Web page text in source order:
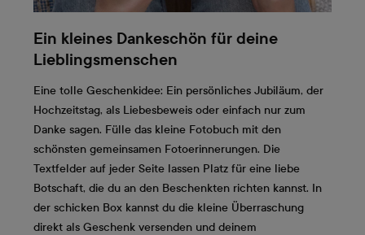
Ein kleines Dankeschön für deine
Lieblingsmenschen
Eine tolle Geschenkidee: Ein persönliches Jubiläum, der
Hochzeitstag, als Liebesbeweis oder einfach nur zum
Danke sagen. Fülle das kleine Fotobuch mit den
schönsten gemeinsamen Fotoerinnerungen. Die
Textfelder auf jeder Seite lassen Platz für eine liebe
Botschaft, die du an den Beschenkten richten kannst. In
der schicken Box kannst du die kleine Überraschung
direkt als Geschenk versenden und deinem